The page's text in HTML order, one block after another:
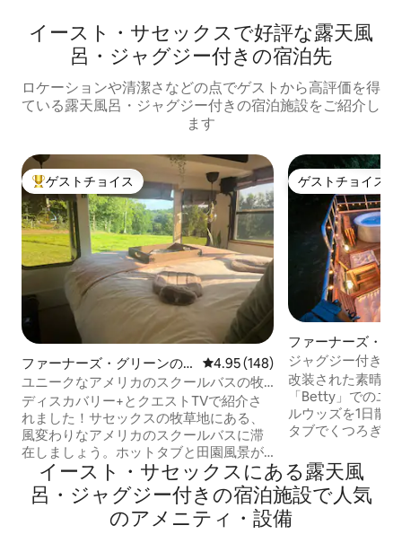
イースト・サセックスで好評な露天風
呂・ジャグジー付きの宿泊先
ロケーションや清潔さなどの点でゲストから高評価を得
ている露天風呂・ジャグジー付きの宿泊施設をご紹介し
ます
大好評のゲストチョイスです。
ゲストチョイス
ファーナーズ・グリーンの
タイニーハウス
レビュー148件、5つ星中4.95つ
4.95 (148)
ユニークなアメリカのスクールバスの牧
草地の隠れ家的な宿泊先（ジャグジー付
き）
ディスカバリー+とクエストTVで紹介さ
れました！サセックスの牧草地にある、
風変わりなアメリカのスクールバスに滞
在しましょう。ホットタブと田園風景が
楽しめます。自分たちだけの空間で、風
変わりで高級なグランピングを楽しみた
いカップルに最適です。屋内：快適なダ
ブルベッド、専用バスルーム、フルキッ
ゲストチョイス
ゲストチョイス
ファーナーズ・グ
イニーハウス
ジャグジー付き
名様までご宿泊い
改装された素晴ら
「Betty」でのユ
ルウッズを1日散
タブでくつろぎま
ッシュダウンフォ
地元のブドウ園で
を楽しんだり、敷
パーラーを楽しんだ
は、階下に超快適
イースト・サセックスにある露天風
呂・ジャグジー付きの宿泊施設で人気
のアメニティ・設備